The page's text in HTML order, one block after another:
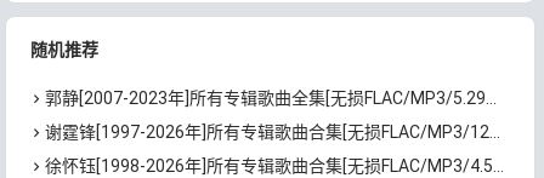
随机推荐
郭静[2007-2023年]所有专辑歌曲全集[无损FLAC/MP3/5.29GB]百度云网盘下载
谢霆锋[1997-2026年]所有专辑歌曲合集[无损FLAC/MP3/12GB]百度云网盘下载
徐怀钰[1998-2026年]所有专辑歌曲合集[无损FLAC/MP3/4.53GB]百度云网盘下载